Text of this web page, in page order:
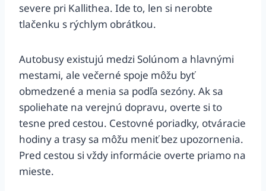
severe pri Kallithea. Ide to, len si nerobte
tlačenku s rýchlym obrátkou.
Autobusy existujú medzi Solúnom a hlavnými
mestami, ale večerné spoje môžu byť
obmedzené a menia sa podľa sezóny. Ak sa
spoliehate na verejnú dopravu, overte si to
tesne pred cestou. Cestovné poriadky, otváracie
hodiny a trasy sa môžu meniť bez upozornenia.
Pred cestou si vždy informácie overte priamo na
mieste.